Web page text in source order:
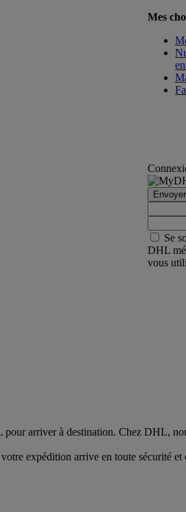
Mes
Se
DHL
vous
arriver à destination. Chez DHL,
expédition arrive en toute sécurité et